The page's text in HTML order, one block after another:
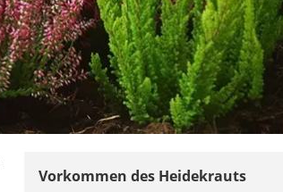
Vorkommen des Heidekrauts